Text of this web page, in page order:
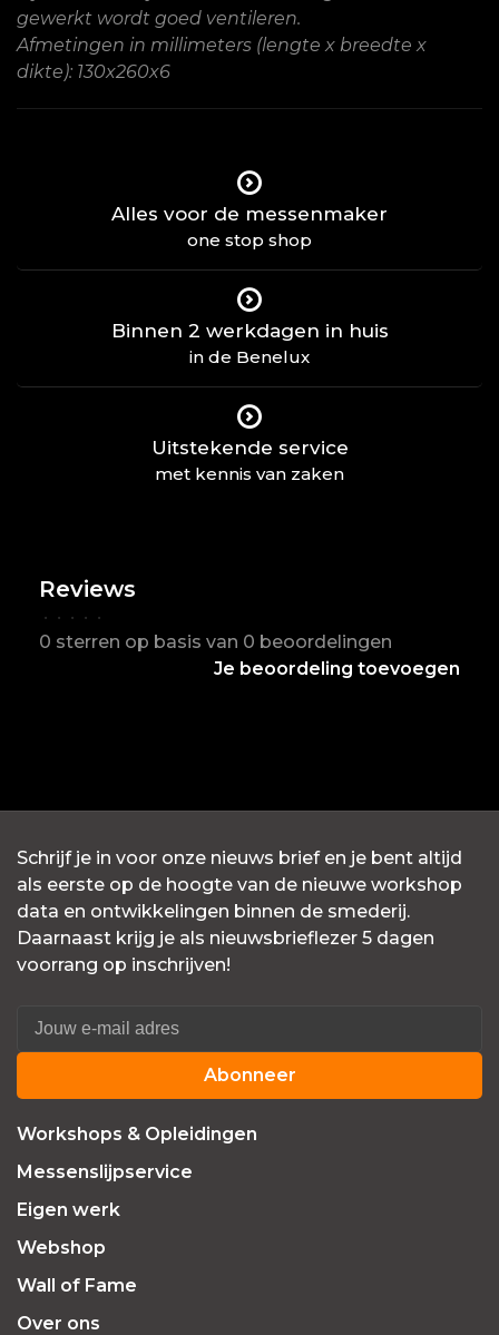
gewerkt wordt goed ventileren.
Afmetingen in millimeters (lengte x breedte x
dikte): 130x260x6
Alles voor de messenmaker
one stop shop
Binnen 2 werkdagen in huis
in de Benelux
Uitstekende service
met kennis van zaken
Reviews
• • • • •
0 sterren op basis van 0 beoordelingen
Je beoordeling toevoegen
Schrijf je in voor onze nieuws brief en je bent altijd
als eerste op de hoogte van de nieuwe workshop
data en ontwikkelingen binnen de smederij.
Daarnaast krijg je als nieuwsbrieflezer 5 dagen
voorrang op inschrijven!
Abonneer
Workshops & Opleidingen
Messenslijpservice
Eigen werk
Webshop
Wall of Fame
Over ons